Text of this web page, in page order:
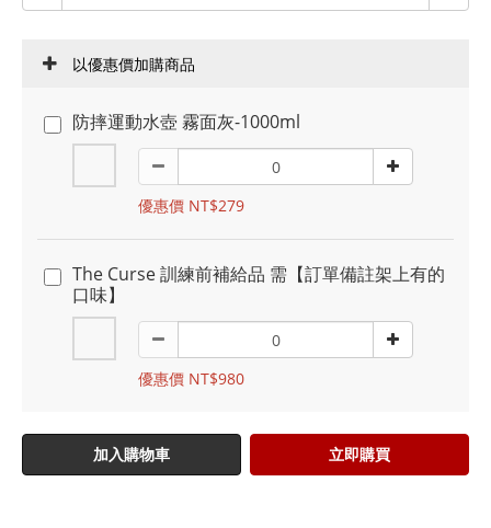
以優惠價加購商品
防摔運動水壺 霧面灰-1000ml
優惠價 NT$279
The Curse 訓練前補給品 需【訂單備註架上有的
口味】
優惠價 NT$980
加入購物車 立即購買